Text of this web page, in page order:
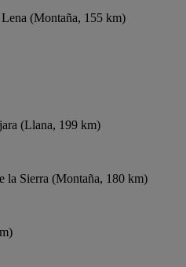
(Montaña, 155 km)
(Llana, 199 km)
la Sierra (Montaña, 180 km)